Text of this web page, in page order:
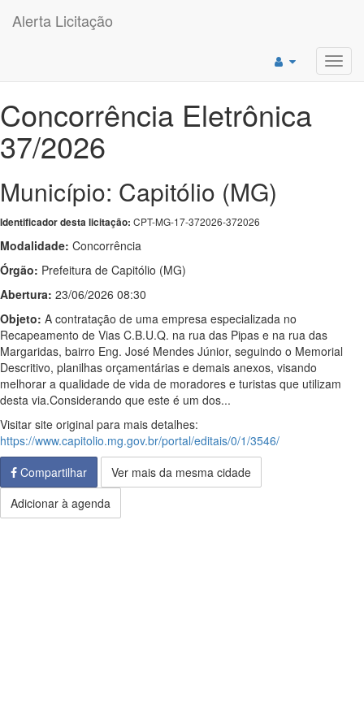
Alerta Licitação
Concorrência Eletrônica
37/2026
Município: Capitólio (MG)
Identificador desta licitação: CPT-MG-17-372026-372026
Modalidade: Concorrência
Órgão: Prefeitura de Capitólio (MG)
Abertura: 23/06/2026 08:30
Objeto: A contratação de uma empresa especializada no
Recapeamento de Vias C.B.U.Q. na rua das Pipas e na rua das
Margaridas, bairro Eng. José Mendes Júnior, seguindo o Memorial
Descritivo, planilhas orçamentárias e demais anexos, visando
melhorar a qualidade de vida de moradores e turistas que utilizam
desta via.Considerando que este é um dos...
Visitar site original para mais detalhes:
https://www.capitolio.mg.gov.br/portal/editais/0/1/3546/
Compartilhar
Ver mais da mesma cidade
Adicionar à agenda